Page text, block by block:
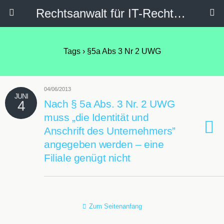
Rechtsanwalt für IT-Recht, Internetrecht, Datenschutz & Social Media
Tags › §5a Abs 3 Nr 2 UWG
JUNI
4
04/06/2013
Nach § 5a Abs. 3 Nr. 2 UWG
muss „die Identität und
Anschrift des Unternehmers”
angegeben werden – eine
Filiale genügt nicht
Zum Seitenanfang